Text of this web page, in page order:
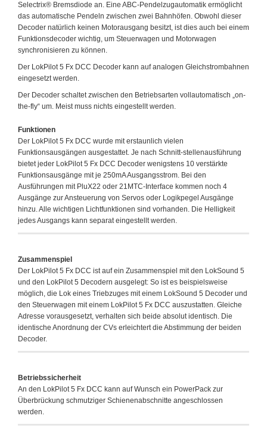
Selectrix® Bremsdiode an. Eine ABC-Pendelzugautomatik ermöglicht
das automatische Pendeln zwischen zwei Bahnhöfen. Obwohl dieser
Decoder natürlich keinen Motorausgang besitzt, ist dies auch bei einem
Funktionsdecoder wichtig, um Steuerwagen und Motorwagen
synchronisieren zu können.
Der LokPilot 5 Fx DCC Decoder kann auf analogen Gleichstrombahnen
eingesetzt werden.
Der Decoder schaltet zwischen den Betriebsarten vollautomatisch „on-
the-fly“ um. Meist muss nichts eingestellt werden.
Funktionen
Der LokPilot 5 Fx DCC wurde mit erstaunlich vielen
Funktionsausgängen ausgestattet. Je nach Schnitt-stellenausführung
bietet jeder LokPilot 5 Fx DCC Decoder wenigstens 10 verstärkte
Funktionsausgänge mit je 250mA Ausgangsstrom. Bei den
Ausführungen mit PluX22 oder 21MTC-Interface kommen noch 4
Ausgänge zur Ansteuerung von Servos oder Logikpegel Ausgänge
hinzu. Alle wichtigen Lichtfunktionen sind vorhanden. Die Helligkeit
jedes Ausgangs kann separat eingestellt werden.
Zusammenspiel
Der LokPilot 5 Fx DCC ist auf ein Zusammenspiel mit den LokSound 5
und den LokPilot 5 Decodern ausgelegt: So ist es beispielsweise
möglich, die Lok eines Triebzuges mit einem LokSound 5 Decoder und
den Steuerwagen mit einem LokPilot 5 Fx DCC auszustatten. Gleiche
Adresse vorausgesetzt, verhalten sich beide absolut identisch. Die
identische Anordnung der CVs erleichtert die Abstimmung der beiden
Decoder.
Betriebssicherheit
An den LokPilot 5 Fx DCC kann auf Wunsch ein PowerPack zur
Überbrückung schmutziger Schienenabschnitte angeschlossen
werden.